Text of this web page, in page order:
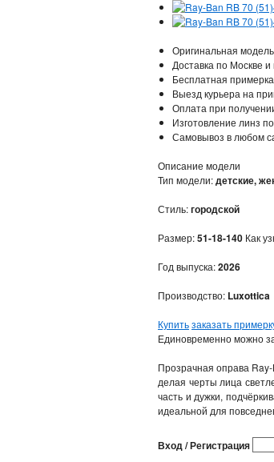
Оригинальная модель
Доставка по Москве и
Бесплатная
Выезд курьера на
Оплата при
Изготовление линз
Самовывоз в любом
Описание модели
Тип модели:детские,
Стиль:городской
Размер:51-18-140 Как
Год выпуска:2026
Производство: Luxottica
Купитьзаказать
Единовременно можно
Прозрачная оправа
делая черты лица
часть и дужки,
идеальной для
Вход / Регистрация